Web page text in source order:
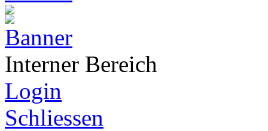
Interner Bereich
Login
Schliessen